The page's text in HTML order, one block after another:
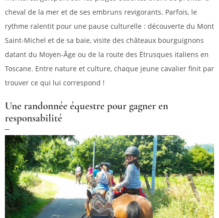
cheval de la mer et de ses embruns revigorants. Parfois, le
rythme ralentit pour une pause culturelle : découverte du Mont
Saint-Michel et de sa baie, visite des châteaux bourguignons
datant du Moyen-Âge ou de la route des Étrusques italiens en
Toscane. Entre nature et culture, chaque jeune cavalier finit par
trouver ce qui lui correspond !
Une randonnée équestre pour gagner en
responsabilité